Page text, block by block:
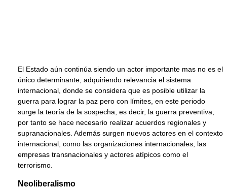
El Estado aún continúa siendo un actor importante mas no es el
único determinante, adquiriendo relevancia el sistema
internacional, donde se considera que es posible utilizar la
guerra para lograr la paz pero con límites, en este periodo
surge la teoría de la sospecha, es decir, la guerra preventiva,
por tanto se hace necesario realizar acuerdos regionales y
supranacionales. Además surgen nuevos actores en el contexto
internacional, como las organizaciones internacionales, las
empresas transnacionales y actores atípicos como el
terrorismo.
Neoliberalismo